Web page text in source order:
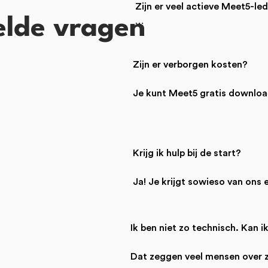
vragen
Zijn er veel actieve Meet5-
Ja! En dat worden er steeds
worden veel activiteiten
Zijn er verborgen kosten?
Je kunt Meet5 gratis
krijg je een aantal extra
Krijg ik hulp bij de start?
Ja! Je krijgt sowieso van ons
activiteit, waarin iemand van
Ik ben niet zo technisch. Kan
Dat zeggen veel mensen